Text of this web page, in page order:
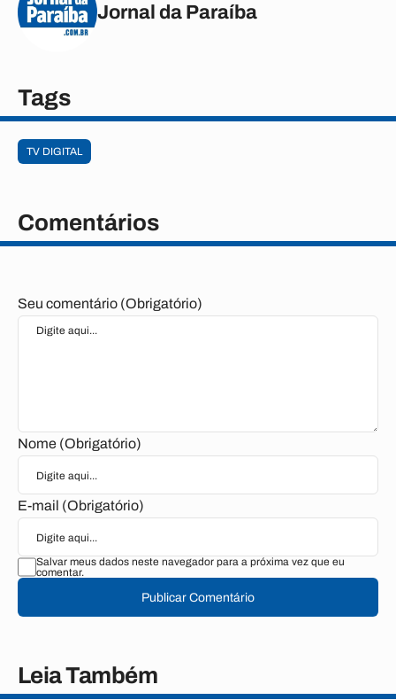
Jornal da Paraíba
Tags
TV DIGITAL
Comentários
Seu comentário (Obrigatório)
Nome (Obrigatório)
E-mail (Obrigatório)
Salvar meus dados neste navegador para a próxima vez que eu
comentar.
Publicar Comentário
Leia Também